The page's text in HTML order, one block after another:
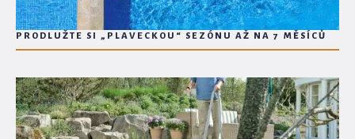
PRODLUŽTE SI „PLAVECKOU“ SEZÓNU AŽ NA 7 MĚSÍCŮ